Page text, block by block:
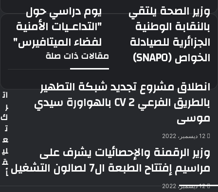
وزير
الصحة
يلتقي
بالنقابة
الوطنية
الجزائرية
(SNAPO)
وزير الصحة يلتقي
بالنقابة الوطنية
الجزائرية للصيادلة
الخواص (SNAPO)
يوم
دراسي
حول
"التداعـيات
لفضاء
الميتافيرس"
يوم دراسي حول
"التداعـيات الأمنية
لفضاء الميتافيرس"
مقالات ذات صلة
انطلاق مشروع تجديد شبكة التطهير
بالطريق الفرعي CV 2 بالهواورة سيدي
موسى
12 ديسمبر، 2022
وزير الرقمنة والإحصائيات يشرف على
مراسيم إفتتاح الطبعة ال7 لصالون التشغيل
12 ديسمبر، 2022
ات
ر
ك
ت
ع
لي
ق
اً